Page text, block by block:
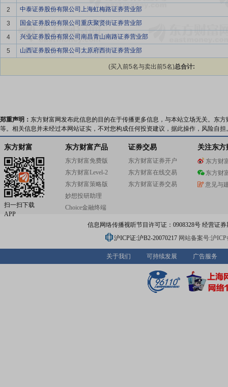
2
中泰证券股份有限公司上海虹梅路证券营业部
3
国金证券股份有限公司重庆聚贤街证券营业部
4
兴业证券股份有限公司南昌青山南路证券营业部
5
山西证券股份有限公司太原府西街证券营业部
(买入前5名与卖出前5名)总合计:
郑重声明： 东方财富网发布此信息的目的在于传播更多信息，与本站立场无关。东
等。相关信息并未经过本网站证实，不对您构成任何投资建议，据此操作，风险自担